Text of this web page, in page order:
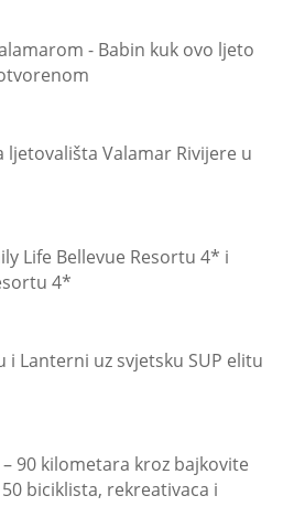
- Babin kuk ovo ljeto
ljetovališta Valamar Rivijere u
Life Bellevue Resortu 4* i
4*
i Lanterni uz svjetsku SUP elitu
90 kilometara kroz bajkovite
biciklista, rekreativaca i